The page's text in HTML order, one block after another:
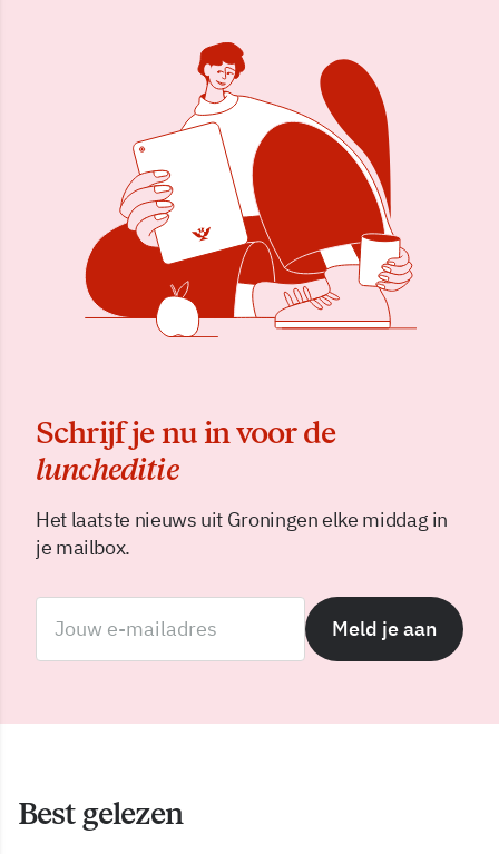
Schrijf je nu in voor de
luncheditie
Het laatste nieuws uit Groningen elke middag in
je mailbox.
Meld je aan
Best gelezen